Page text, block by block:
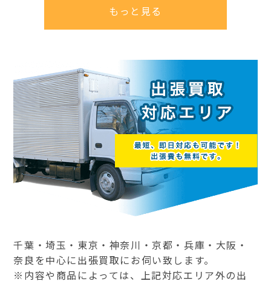
もっと見る
千葉・埼玉・東京・神奈川・京都・兵庫・大阪・
奈良を中心に出張買取にお伺い致します。
※内容や商品によっては、上記対応エリア外の出